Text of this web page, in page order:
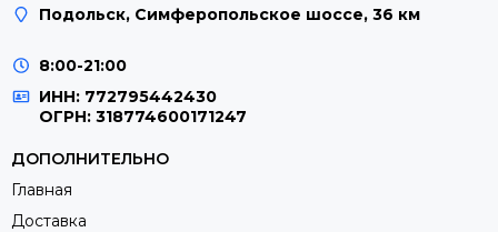
Подольск, Симферопольское шоссе, 36 км
8:00-21:00
ИНН: 772795442430
ОГРН: 318774600171247
ДОПОЛНИТЕЛЬНО
Главная
Доставка